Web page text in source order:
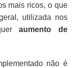
mais ricos, o que
utilizada nos
aumento de
não é